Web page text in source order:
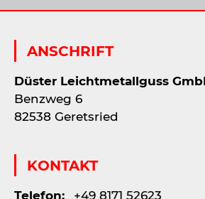
ANSCHRIFT
Düster Leichtmetallguss
Benzweg 6
82538 Geretsried
KONTAKT
Telefon: +49 8171 52623